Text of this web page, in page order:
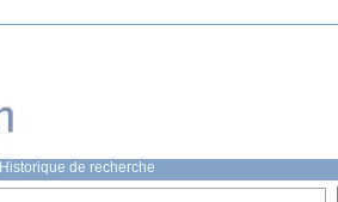
Historique de recherche